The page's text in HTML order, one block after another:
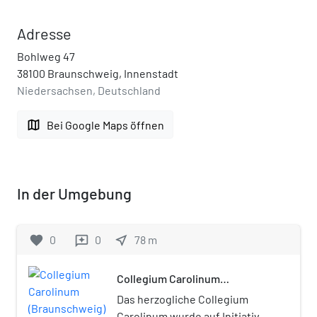
Adresse
Bohlweg 47
38100 Braunschweig, Innenstadt
Niedersachsen, Deutschland
map Bei Google Maps öffnen
In der Umgebung
favorite 0 reviews 0 near_me 78 m
Collegium Carolinum
Das herzogliche Collegium